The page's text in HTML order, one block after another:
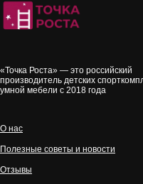
«Точка Роста» — это российский
производитель детских
умной мебели с 2018 года
О нас
Полезные советы и новости
Отзывы